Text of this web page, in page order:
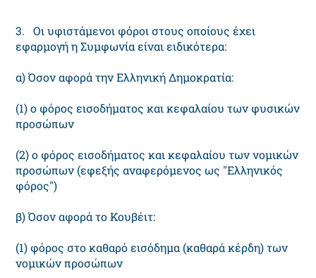
3. Οι υφιστάμενοι φόροι στους οποίους έχει
εφαρμογή η Συμφωνία είναι ειδικότερα:
α) Όσον αφορά την Ελληνική Δημοκρατία:
(1) ο φόρος εισοδήματος και κεφαλαίου των φυσικών
προσώπων
(2) ο φόρος εισοδήματος και κεφαλαίου των νομικών
προσώπων (εφεξής αναφερόμενος ως "Ελληνικός
φόρος")
β) Όσον αφορά το Κουβέιτ:
(1) φόρος στο καθαρό εισόδημα (καθαρά κέρδη) των
νομικών προσώπων